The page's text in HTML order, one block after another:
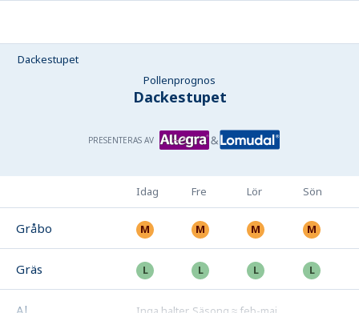
Dackestupet
Pollenprognos
Dackestupet
PRESENTERAS AV
Idag Fre Lör Sön
Gråbo
Gräs
Al